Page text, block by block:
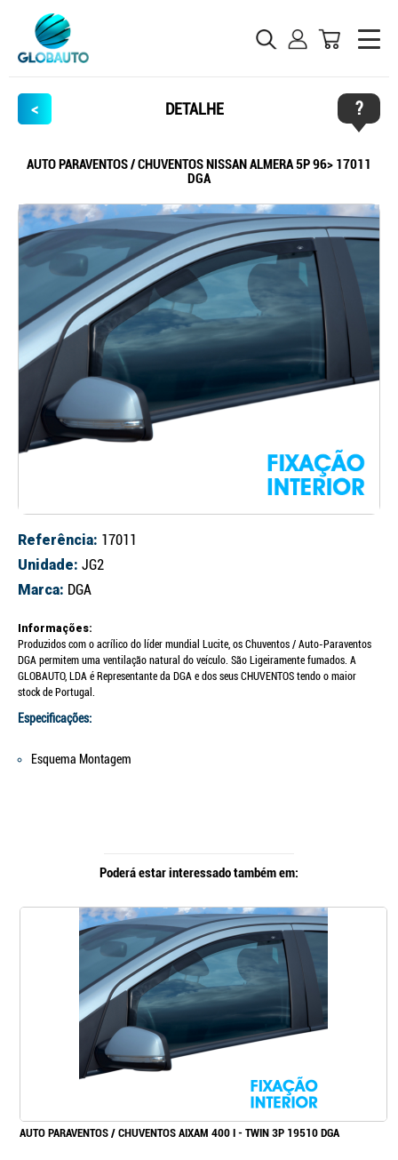
< DETALHE ?
AUTO PARAVENTOS / CHUVENTOS NISSAN ALMERA 5P 96> 17011
DGA
Referência: 17011
Unidade: JG2
Marca: DGA
Informações:
Produzidos com o acrílico do líder mundial Lucite, os Chuventos / Auto-Paraventos
DGA permitem uma ventilação natural do veículo. São Ligeiramente fumados. A
GLOBAUTO, LDA é Representante da DGA e dos seus CHUVENTOS tendo o maior
stock de Portugal.
Especificações:
Esquema Montagem
Poderá estar interessado também em:
AUTO PARAVENTOS / CHUVENTOS AIXAM 400 I - TWIN 3P 19510 DGA